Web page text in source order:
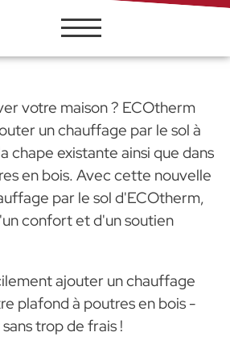
votre maison ? ECOtherm
un chauffage par le sol à
chape existante ainsi que dans
en bois. Avec cette nouvelle
par le sol d'ECOtherm,
confort et d'un soutien
ajouter un chauffage
plafond à poutres en bois -
trop de frais !